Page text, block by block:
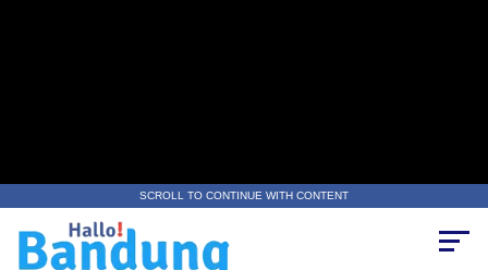
SCROLL TO CONTINUE WITH CONTENT